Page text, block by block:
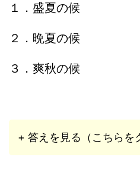
１．盛夏の候
２．晩夏の候
３．爽秋の候
+ 答えを見る（こちらを